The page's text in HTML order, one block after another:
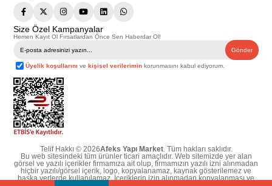
Size Özel Kampanyalar
Hemen Kayıt Ol Fırsatlardan Önce Sen Haberdar Ol!
Gönder
Üyelik koşullarını vekişisel verilerimin korunmasını kabul ediyorum.
Telif Hakkı © 2026Afeks Yapı Market. Tüm hakları saklıdır.
Bu web sitesindeki tüm ürünler ticari amaçlıdır. Web sitemizde yer alan
görsel ve yazılı içerikler firmamıza ait olup, firmamızın yazılı izni alınmadan
hiçbir yazılı/görsel içerik, logo, kopyalanamaz, kaynak gösterilemez ve
başka yerlerde kullanılamaz. İçeriklerin izin alınmadan kopyalanması ve